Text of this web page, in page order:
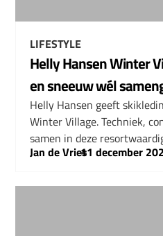
LIFESTYLE
Helly Hansen Winter
en sneeuw wél
Helly Hansen geeft
Winter Village. Techniek,
samen in deze
Jan de Vries
–
11 december